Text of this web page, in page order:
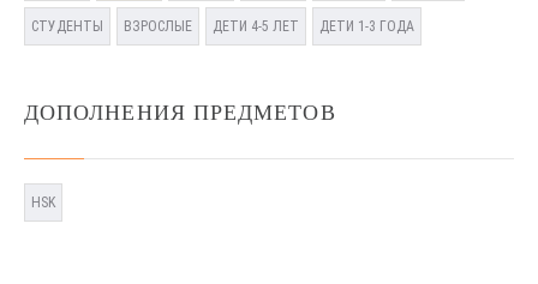
СТУДЕНТЫ ВЗРОСЛЫЕ ДЕТИ 4-5 ЛЕТ ДЕТИ 1-3 ГОДА
ДОПОЛНЕНИЯ ПРЕДМЕТОВ
HSK